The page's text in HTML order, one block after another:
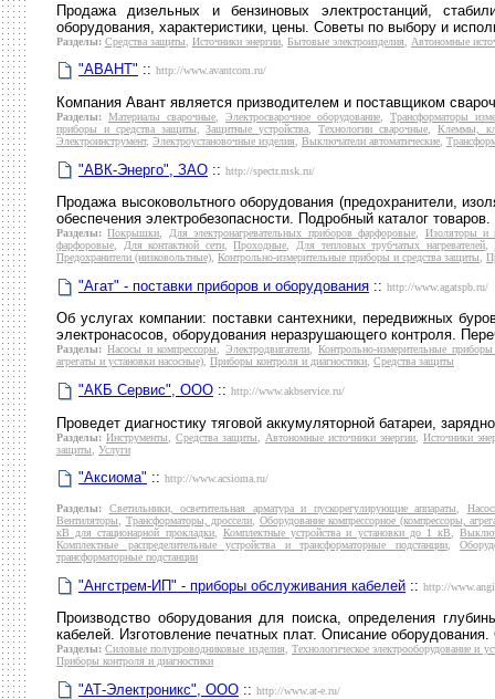
Продажа дизельных и бензиновых электростанций,
оборудования, характеристики, цены. Советы по выбору и
Разделы: Средства защиты Источники энергии Бытовые электроизделия Автономные
"АВАНТ" :: http://www.avantcom.ru/
Компания Авант является призводителем и поставщиком
Разделы: Материалы сварочные Электросварочное оборудование
Трансформаторы
приборы и средства защиты
Защитные устройства ,Технологии сварочные
Клеммы,
Электроинструмент, Электроустановочные изделия Выключатели автоматические
"АВК-Энерго", ЗАО :: http://spectr.msk.ru/
Продажа высоковольтного оборудования (предохранители,
обеспечения электробезопасности. Подробный каталог
Разделы: Покрышки Для электронагревательных приборов фарфоровые
Изоляторы и
фарфоровые
Для контактной сети,Проходные Для тепловых трубчатых нагревателей,
Предохранители (низковольтные) Контрольно-измерительные приборы и средства защиты
"Агат" - поставки приборов и оборудования :: http://www.agatspb.ru/
Об услугах компании: поставки сантехники, передвижных
электронасосов, оборудования неразрушающего контроля.
Разделы: Насосы и компрессоры,Электродвигатели, Контрольно-измерительные
агрегаты и установки насосные), Приборы контроля и диагностики, Средства защиты
"АКБ Сервис", ООО :: http://www.akbservice.ru/
Проведет диагностику тяговой аккумуляторной батареи,
Разделы: Инструменты Средства защиты Автономные источники энергии
Источники
защиты
Услуги
"Аксиома" :: http://www.acsioma.ru/
Разделы: Светильники, осветительная арматура и пускорегулирующие аппараты
Вентиляторы
Трансформаторы, дроссели
Оборудование компрессорное (компрессоры,
кВ для стационарной прокладки, Комплектные устройства и установки до 1 кВ ,
Комплектные распределительные устройства и трансформаторные подстанции,
трансформаторные подстанции
"Ангстрем-ИП" - приборы обслуживания кабелей :: http://
Производство оборудования для поиска, определения
кабелей. Изготовление печатных плат. Описание
Разделы: Силовые полупроводниковые изделия
Технологическое электрооборудование и
Приборы контроля и диагностики
"АТ-Электроникс", ООО :: http://www.at-e.ru/